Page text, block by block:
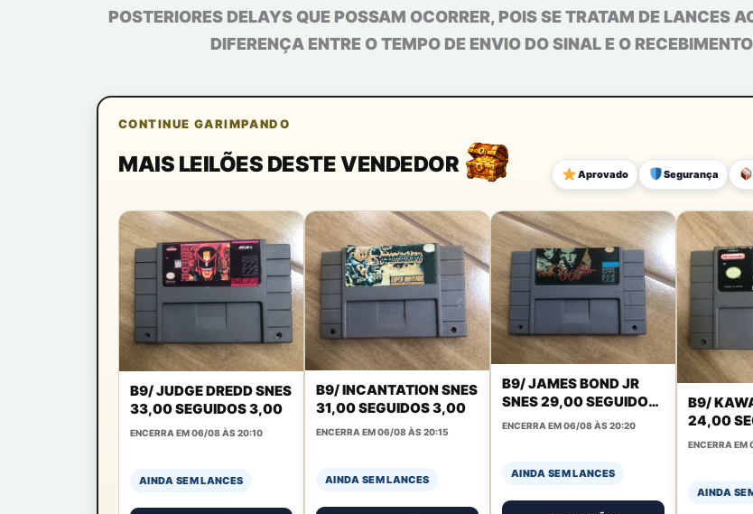
POSTERIORES DELAYS QUE POSSAM OCORRER, POIS SE TRATAM DE LANCES
DIFERENÇA ENTRE O TEMPO DE ENVIO DO SINAL E O
CONTINUE GARIMPANDO
MAIS LEILÕES DESTE VENDEDOR Aprovado Segurança
B9/ JUDGE DREDD SNES
33,00 SEGUIDOS 3,00
ENCERRA EM 06/08 ÀS 20:10
AINDA SEM LANCES
B9/ INCANTATION SNES
31,00 SEGUIDOS 3,00
ENCERRA EM 06/08 ÀS 20:15
AINDA SEM LANCES
B9/ JAMES BOND JR
SNES 29,00 SEGUIDOS
3,00
ENCERRA EM 06/08 ÀS 20:20
AINDA SEM LANCES
B9/
24,00
ENCERRA
AINDA